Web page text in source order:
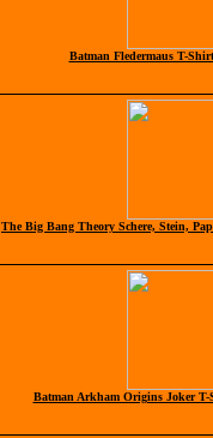
Batman Fledermaus T-
The Big Bang Theory Schere, Stein,
Batman Arkham Origins Joker T-